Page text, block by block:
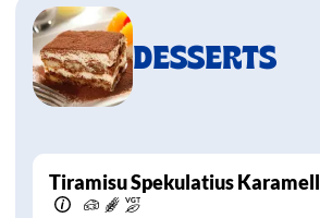
DESSERTS
Tiramisu Spekulatius Karamell